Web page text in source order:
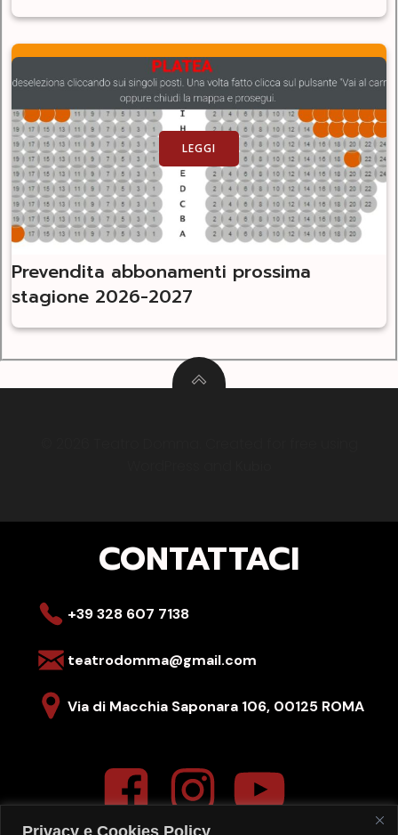
Privacy e Cookies Policy
LEGGI
Prevendita abbonamenti prossima
stagione 2026-2027
CONTATTACI
+39 328 607 7138
teatrodomma@gmail.com
Via di Macchia Saponara 106, 00125 ROMA